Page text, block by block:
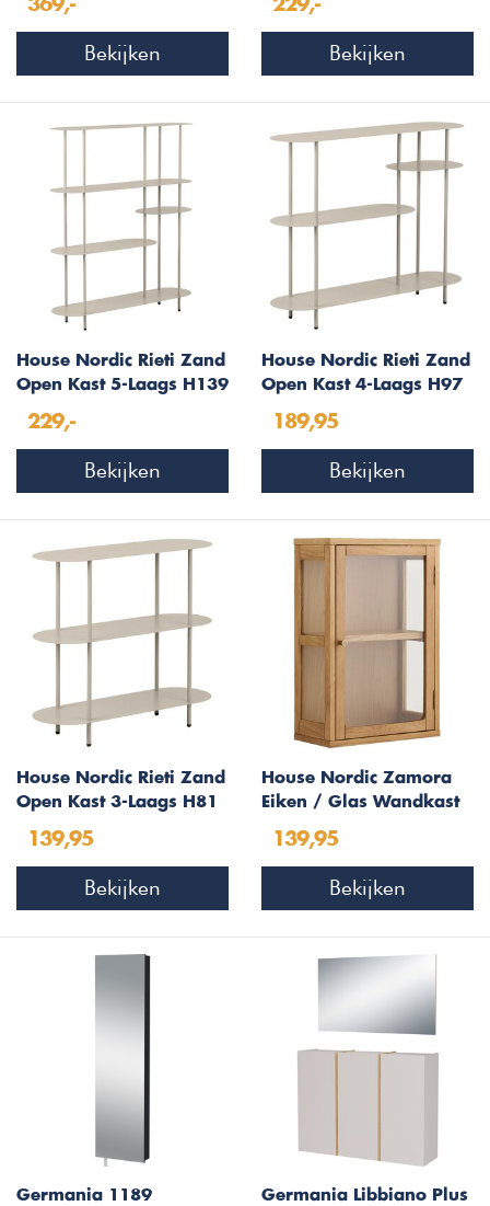
Wandkast 2-Kleppen
369,-
Bekijken
229,-
Bekijken
House Nordic Rieti Zand
Open Kast 5-Laags H139
229,-
Bekijken
House Nordic Rieti Zand
Open Kast 4-Laags H97
189,95
Bekijken
House Nordic Rieti Zand
Open Kast 3-Laags H81
139,95
Bekijken
House Nordic Zamora
Eiken / Glas Wandkast
139,95
Bekijken
Germania 1189
Germania Libbiano Plus